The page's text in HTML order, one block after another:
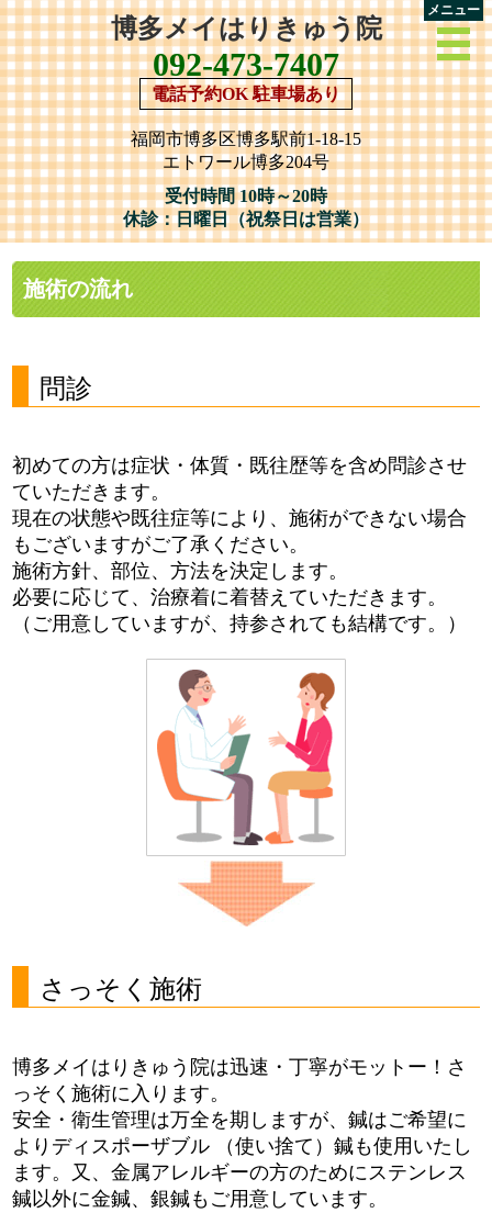
博多メイはりきゅう院
092-473-7407
電話予約OK 駐車場あり
福岡市博多区博多駅前1-18-15
エトワール博多204号
受付時間 10時～20時
休診：日曜日（祝祭日は営業）
メニュー
施術の流れ
問診
初めての方は症状・体質・既往歴等を含め問診させ
ていただきます。
現在の状態や既往症等により、施術ができない場合
もございますがご了承ください。
施術方針、部位、方法を決定します。
必要に応じて、治療着に着替えていただきます。
（ご用意していますが、持参されても結構です。）
さっそく施術
博多メイはりきゅう院は迅速・丁寧がモットー！さ
っそく施術に入ります。
安全・衛生管理は万全を期しますが、鍼はご希望に
よりディスポーザブル （使い捨て）鍼も使用いたし
ます。又、金属アレルギーの方のためにステンレス
鍼以外に金鍼、銀鍼もご用意しています。